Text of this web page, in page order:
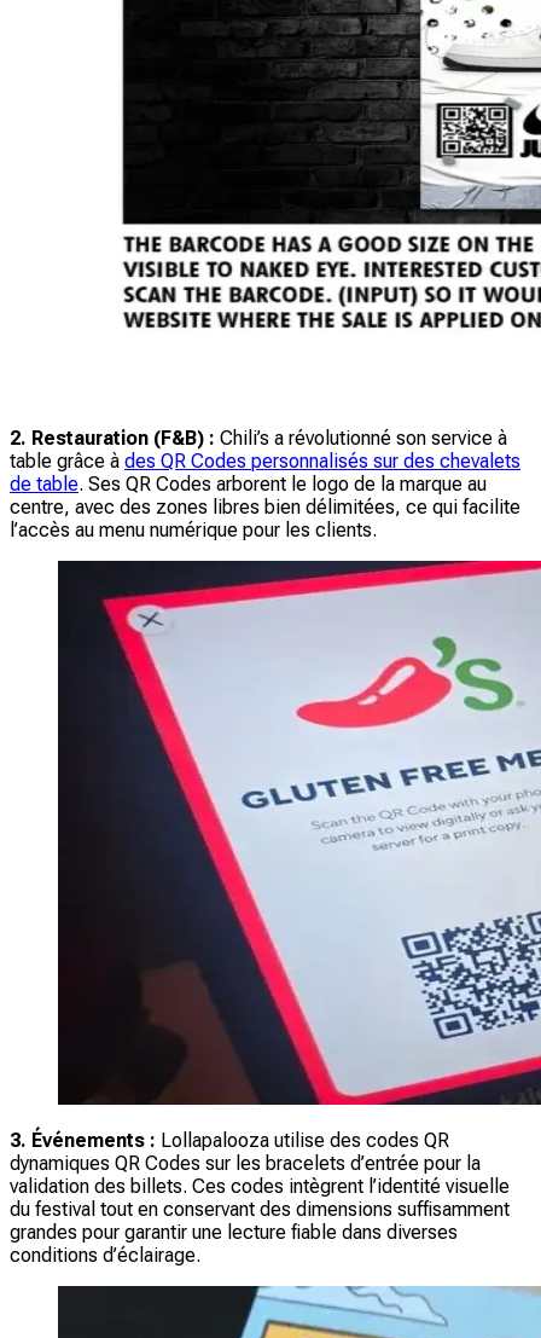
2. Restauration (F&B) : Chili’s a révolutionné son service à
table grâce à des QR Codes personnalisés sur des chevalets
de table. Ses QR Codes arborent le logo de la marque au
centre, avec des zones libres bien délimitées, ce qui facilite
l’accès au menu numérique pour les clients.
3. Événements : Lollapalooza utilise des codes QR
dynamiques QR Codes sur les bracelets d’entrée pour la
validation des billets. Ces codes intègrent l’identité visuelle
du festival tout en conservant des dimensions suffisamment
grandes pour garantir une lecture fiable dans diverses
conditions d’éclairage.